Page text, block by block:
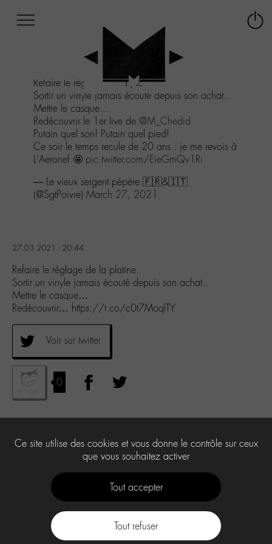
menu
Aller
contenu
Aller
recherche
Refaire le réglage de la platine.
Sortir un vinyle jamais écouté depuis son achat..
Mettre le casque...
Redécouvrir le 1er live de @M_Chedid
Putain quel son! Putain quel pied!
Ce soir le temps recule de 20 ans.. je me revois â
L'Aeronef 🤩 pic.twitter.com/EieGmQv1Ri
— Le vieux sergent pépère 🇫🇷&🇮🇹
(@SgtPoivre) March 27, 2021
27.03.2021 - 20:44
Refaire le réglage de la platine.
Sortir un vinyle jamais écouté depuis son achat..
Mettre le casque…
Redécouvrir… https://t.co/c0t7MoqlTY
Voir sur twitter
0
Ce site utilise des cookies et vous donne le contrôle sur ceux
que vous souhaitez activer
Tout accepter
Tout refuser